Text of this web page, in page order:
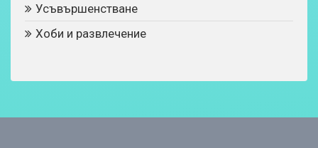
Усъвършенстване
Хоби и развлечение